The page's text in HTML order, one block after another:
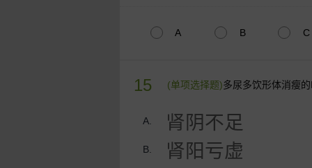
A B C
15 (单项选择题)多尿多饮形体消瘦
A. 肾阴不足
B. 肾阳亏虚